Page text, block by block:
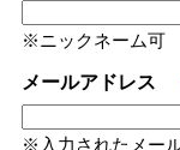
ニックネーム可
メールアドレス
入力されたメー